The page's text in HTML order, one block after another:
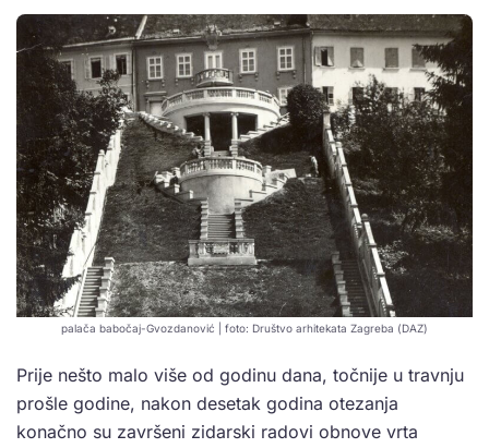
palača babočaj-Gvozdanović | foto: Društvo arhitekata Zagreba (DAZ)
Prije nešto malo više od godinu dana, točnije u travnju
prošle godine, nakon desetak godina otezanja
konačno su završeni zidarski radovi obnove vrta